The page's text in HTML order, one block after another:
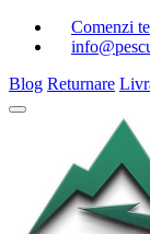
Comenzi
Blog Returnare